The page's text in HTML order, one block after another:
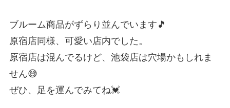
ブルーム商品がずらり並んでいます🎵
原宿店同様、可愛い店内でした。
原宿店は混んでるけど、池袋店は穴場かもしれま
せん😅
ぜひ、足を運んでみてね💓